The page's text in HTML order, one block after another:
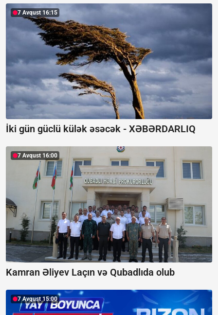
7 Avqust 16:15
İki gün güclü külək əsəcək - XƏBƏRDARLIQ
7 Avqust 16:00
Kamran Əliyev Laçın və Qubadlıda olub
7 Avqust 15:00